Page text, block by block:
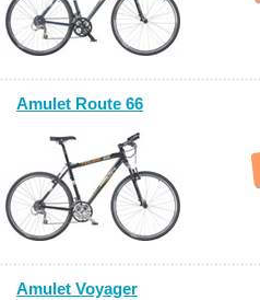
Amulet Route 66
Amulet Voyager